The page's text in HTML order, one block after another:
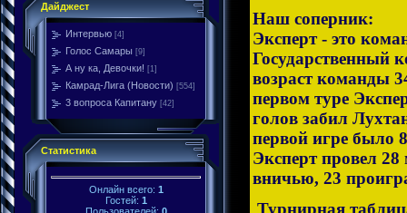
Дайджест
Интервью [4]
Голос Самары [9]
А ну ка, Девочки! [1]
Камрад-Лига (Новости) [554]
3 вопроса Капитану [42]
Статистика
Онлайн всего: 1
Гостей: 1
Наш соперник:
Эксперт - это
Государственный
возраст команды
первом туре
голов забил
первой игре было
Эксперт провел
вничью, 23
Турнирная